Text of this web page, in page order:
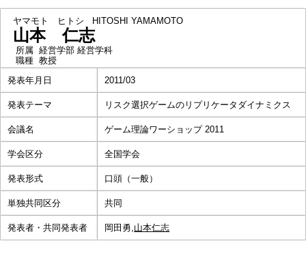
ヤマモト ヒトシ HITOSHI YAMAMOTO
山本 仁志
所属 経営学部 経営学科
職種 教授
発表年月日
2011/03
発表テーマ リスク選択ゲームのリプリケータダイナミクス
会議名 ゲーム理論ワーショップ 2011
学会区分 全国学会
発表形式 口頭（一般）
単独共同区分 共同
発表者・共同発表者 岡田勇,山本仁志